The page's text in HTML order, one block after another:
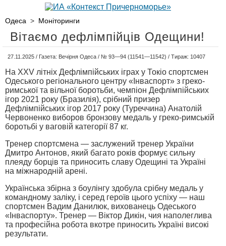
Одеса > Моніторинги
Вітаємо дефлімпійців Одещини!
27.11.2025 / Газета: Вечірня Одеса / № 93—94 (11541—11542) / Тираж: 10407
На XXV літніх Дефлімпійських іграх у Токіо спортсмен
Одеського регіонального центру «Інваспорт» з греко-
римської та вільної боротьби, чемпіон Дефлімпійських
ігор 2021 року (Бразилія), срібний призер
Дефлімпійських ігор 2017 року (Туреччина) Анатолій
Червоненко виборов бронзову медаль у греко-римській
боротьбі у ваговій категорії 87 кг.
Тренер спортсмена — заслужений тренер України
Дмитро Антонов, який багато років формує сильну
плеяду борців та приносить славу Одещині та Україні
на міжнародній арені.
Українська збірна з боулінгу здобула срібну медаль у
командному заліку, і серед героїв цього успіху — наш
спортсмен Вадим Данилюк, вихованець Одеського
«Інваспорту». Тренер — Віктор Дикін, чия наполеглива
та професійна робота вкотре приносить Україні високі
результати.